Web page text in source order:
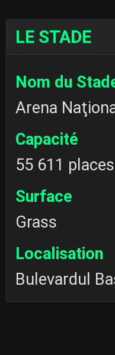
LE STADE
Nom du
Arena
Capacité
55 611 places
Surface
Grass
Localisation
Bulevardul